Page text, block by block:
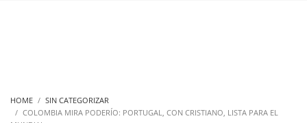
HOME
SIN CATEGORIZAR
COLOMBIA MIRA PODERÍO: PORTUGAL, CON CRISTIANO, LISTA PARA EL